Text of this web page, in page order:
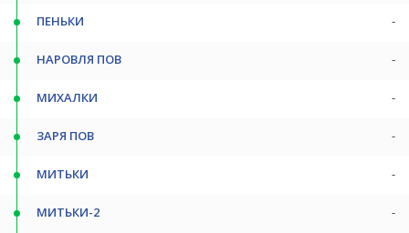
ПЕНЬКИ -
НАРОВЛЯ ПОВ -
МИХАЛКИ -
ЗАРЯ ПОВ -
МИТЬКИ -
МИТЬКИ-2 -